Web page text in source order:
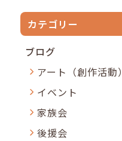
カテゴリー
ブログ
アート（創作活動）
イベント
家族会
後援会